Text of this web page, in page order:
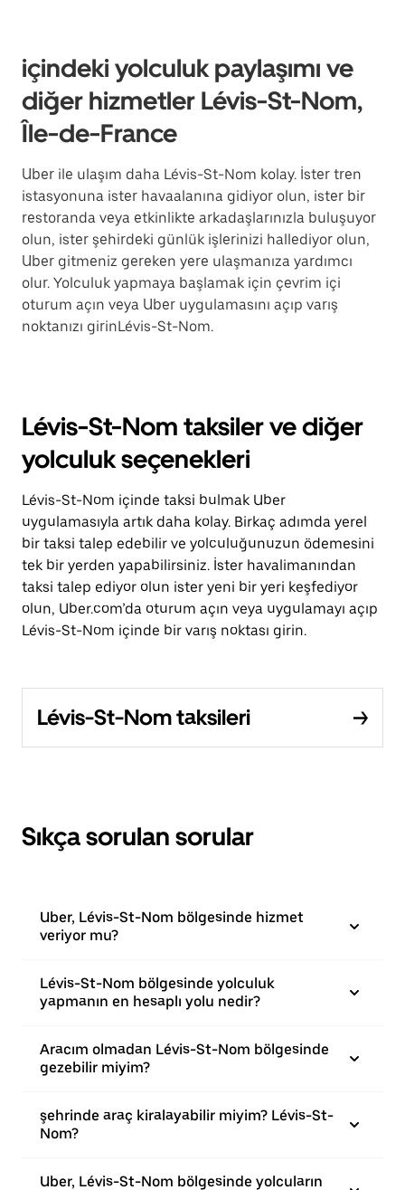
içindeki yolculuk paylaşımı ve
diğer hizmetler Lévis-St-Nom,
Île-de-France
Uber ile ulaşım daha Lévis-St-Nom kolay. İster tren
istasyonuna ister havaalanına gidiyor olun, ister bir
restoranda veya etkinlikte arkadaşlarınızla buluşuyor
olun, ister şehirdeki günlük işlerinizi hallediyor olun,
Uber gitmeniz gereken yere ulaşmanıza yardımcı
olur. Yolculuk yapmaya başlamak için çevrim içi
oturum açın veya Uber uygulamasını açıp varış
noktanızı girinLévis-St-Nom.
Lévis-St-Nom taksiler ve diğer
yolculuk seçenekleri
Lévis-St-Nom içinde taksi bulmak Uber
uygulamasıyla artık daha kolay. Birkaç adımda yerel
bir taksi talep edebilir ve yolculuğunuzun ödemesini
tek bir yerden yapabilirsiniz. İster havalimanından
taksi talep ediyor olun ister yeni bir yeri keşfediyor
olun, Uber.com’da oturum açın veya uygulamayı açıp
Lévis-St-Nom içinde bir varış noktası girin.
Lévis-St-Nom taksileri
Sıkça sorulan sorular
Uber, Lévis-St-Nom bölgesinde hizmet
veriyor mu?
Lévis-St-Nom bölgesinde yolculuk
yapmanın en hesaplı yolu nedir?
Aracım olmadan Lévis-St-Nom bölgesinde
gezebilir miyim?
şehrinde araç kiralayabilir miyim? Lévis-St-
Nom?
Uber, Lévis-St-Nom bölgesinde yolcuların